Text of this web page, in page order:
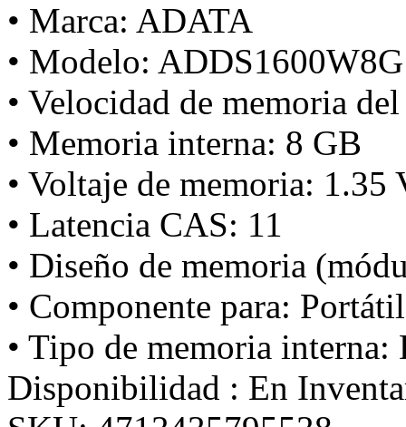
• Marca: ADATA
• Modelo:
• Velocidad de memoria
• Memoria interna: 8 GB
• Voltaje de memoria: 1.35
• Latencia CAS: 11
• Diseño de memoria
• Componente para: Portátil
• Tipo de memoria
Disponibilidad : En